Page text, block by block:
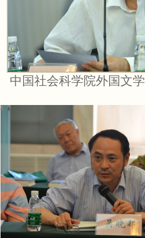
中国社会科学院外国文